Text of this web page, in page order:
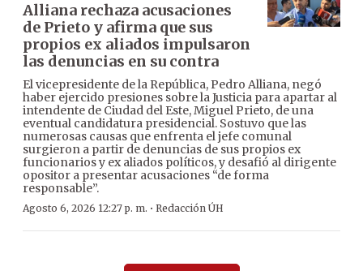
Alliana rechaza acusaciones
de Prieto y afirma que sus
propios ex aliados impulsaron
las denuncias en su contra
El vicepresidente de la República, Pedro Alliana, negó
haber ejercido presiones sobre la Justicia para apartar al
intendente de Ciudad del Este, Miguel Prieto, de una
eventual candidatura presidencial. Sostuvo que las
numerosas causas que enfrenta el jefe comunal
surgieron a partir de denuncias de sus propios ex
funcionarios y ex aliados políticos, y desafió al dirigente
opositor a presentar acusaciones “de forma
responsable”.
Agosto 6, 2026 12:27 p. m. · Redacción ÚH